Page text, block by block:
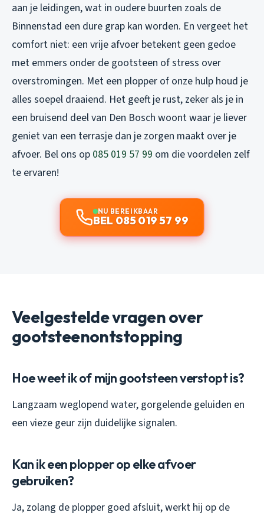
aan je leidingen, wat in oudere buurten zoals de
Binnenstad een dure grap kan worden. En vergeet het
comfort niet: een vrije afvoer betekent geen gedoe
met emmers onder de gootsteen of stress over
overstromingen. Met een plopper of onze hulp houd je
alles soepel draaiend. Het geeft je rust, zeker als je in
een bruisend deel van Den Bosch woont waar je liever
geniet van een terrasje dan je zorgen maakt over je
afvoer. Bel ons op 085 019 57 99 om die voordelen zelf
te ervaren!
NU BEREIKBAAR
BEL 085 019 57 99
Veelgestelde vragen over
gootsteenontstopping
Hoe weet ik of mijn gootsteen verstopt is?
Langzaam weglopend water, gorgelende geluiden en
een vieze geur zijn duidelijke signalen.
Kan ik een plopper op elke afvoer
gebruiken?
Ja, zolang de plopper goed afsluit, werkt hij op de